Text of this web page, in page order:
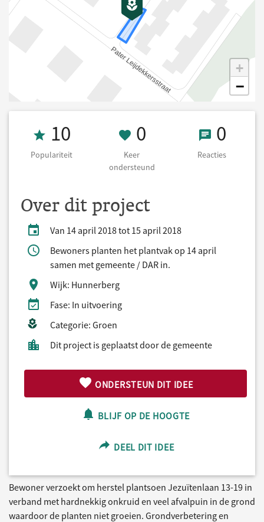
+
−
Populariteit 10
10
Populariteit
0 Keer
0
Keer
ondersteund
0 0
Reacties
Over dit project
Van 14 april 2018 tot 15 april 2018
Bewoners planten het plantvak op 14 april
samen met gemeente / DAR in.
Wijk: Hunnerberg
Fase: In uitvoering
Categorie: Groen
Dit project is geplaatst door de gemeente
ONDERSTEUN DIT IDEE
BLIJF OP DE HOOGTE
DEEL DIT IDEE
Bewoner verzoekt om herstel plantsoen Jezuïtenlaan 13-19 in
verband met hardnekkig onkruid en veel afvalpuin in de grond
waardoor de planten niet groeien. Grondverbetering en